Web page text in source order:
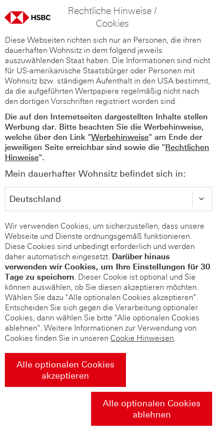
Rechtliche Hinweise /
Cookies
Diese Webseiten richten sich nur an Personen, die ihren
dauerhaften Wohnsitz in dem folgend jeweils
auszuwählenden Staat haben. Die Informationen sind nicht
für US-amerikanische Staatsbürger oder Personen mit
Wohnsitz bzw. ständigem Aufenthalt in den USA bestimmt,
da die aufgeführten Wertpapiere regelmäßig nicht nach
den dortigen Vorschriften registriert worden sind.
Die auf den Internetseiten dargestellten Inhalte stellen
Werbung dar. Bitte beachten Sie die Werbehinweise,
welche über den Link "Werbehinweise" am Ende der
jeweiligen Seite erreichbar sind sowie die "Rechtlichen
Hinweise".
Mein dauerhafter Wohnsitz befindet sich in:
Wir verwenden Cookies, um sicherzustellen, dass unsere
Webseite und Dienste ordnungsgemäß funktionieren.
Diese Cookies sind unbedingt erforderlich und werden
daher automatisch eingesetzt. Darüber hinaus
verwenden wir Cookies, um Ihre Einstellungen für 30
Tage zu speichern. Dieser Cookie ist optional und Sie
können auswählen, ob Sie diesen akzeptieren möchten.
Wählen Sie dazu "Alle optionalen Cookies akzeptieren".
Entscheiden Sie sich gegen die Verarbeitung optionaler
Cookies, dann wählen Sie bitte "Alle optionalen Cookies
ablehnen". Weitere Informationen zur Verwendung von
Cookies finden Sie in unseren Cookie Hinweisen.
Alle optionalen Cookies
akzeptieren
Alle optionalen Cookies
ablehnen